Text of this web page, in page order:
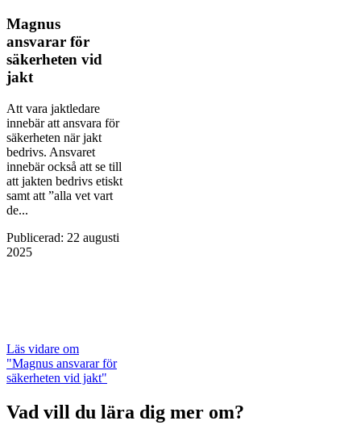
Magnus
ansvarar för
säkerheten vid
jakt
Att vara jaktledare
innebär att ansvara för
säkerheten när jakt
bedrivs. Ansvaret
innebär också att se till
att jakten bedrivs etiskt
samt att ”alla vet vart
de...
Publicerad: 22 augusti
2025
Läs vidare om
"Magnus ansvarar för
säkerheten vid jakt"
Vad vill du lära dig mer om?